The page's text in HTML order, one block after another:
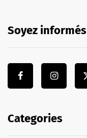
Soyez informés
Categories